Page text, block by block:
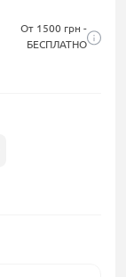
От 1500 грн -
БЕСПЛАТНО